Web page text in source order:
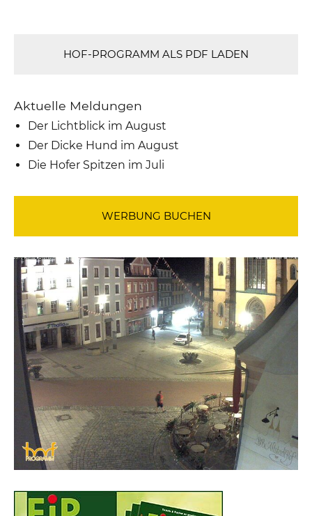
HOF-PROGRAMM ALS PDF LADEN
Aktuelle Meldungen
Der Lichtblick im August
Der Dicke Hund im August
Die Hofer Spitzen im Juli
WERBUNG BUCHEN